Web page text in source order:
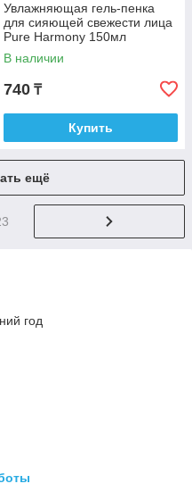
Увлажняющая гель-пенка
для сияющей свежести лица
Pure Harmony 150мл
В наличии
740 ₸
Купить
ещё
год